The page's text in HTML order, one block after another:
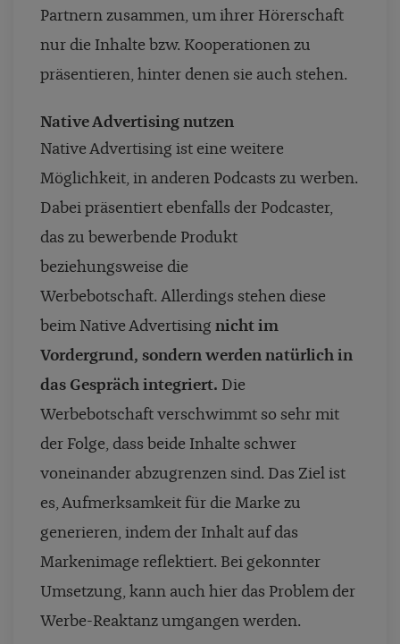
Partnern zusammen, um ihrer Hörerschaft
nur die Inhalte bzw. Kooperationen zu
präsentieren, hinter denen sie auch stehen.
Native Advertising nutzen
Native Advertising ist eine weitere
Möglichkeit, in anderen Podcasts zu werben.
Dabei präsentiert ebenfalls der Podcaster,
das zu bewerbende Produkt
beziehungsweise die
Werbebotschaft. Allerdings stehen diese
beim Native Advertising nicht im
Vordergrund, sondern werden natürlich in
das Gespräch integriert. Die
Werbebotschaft verschwimmt so sehr mit
der Folge, dass beide Inhalte schwer
voneinander abzugrenzen sind. Das Ziel ist
es, Aufmerksamkeit für die Marke zu
generieren, indem der Inhalt auf das
Markenimage reflektiert. Bei gekonnter
Umsetzung, kann auch hier das Problem der
Werbe-Reaktanz umgangen werden.